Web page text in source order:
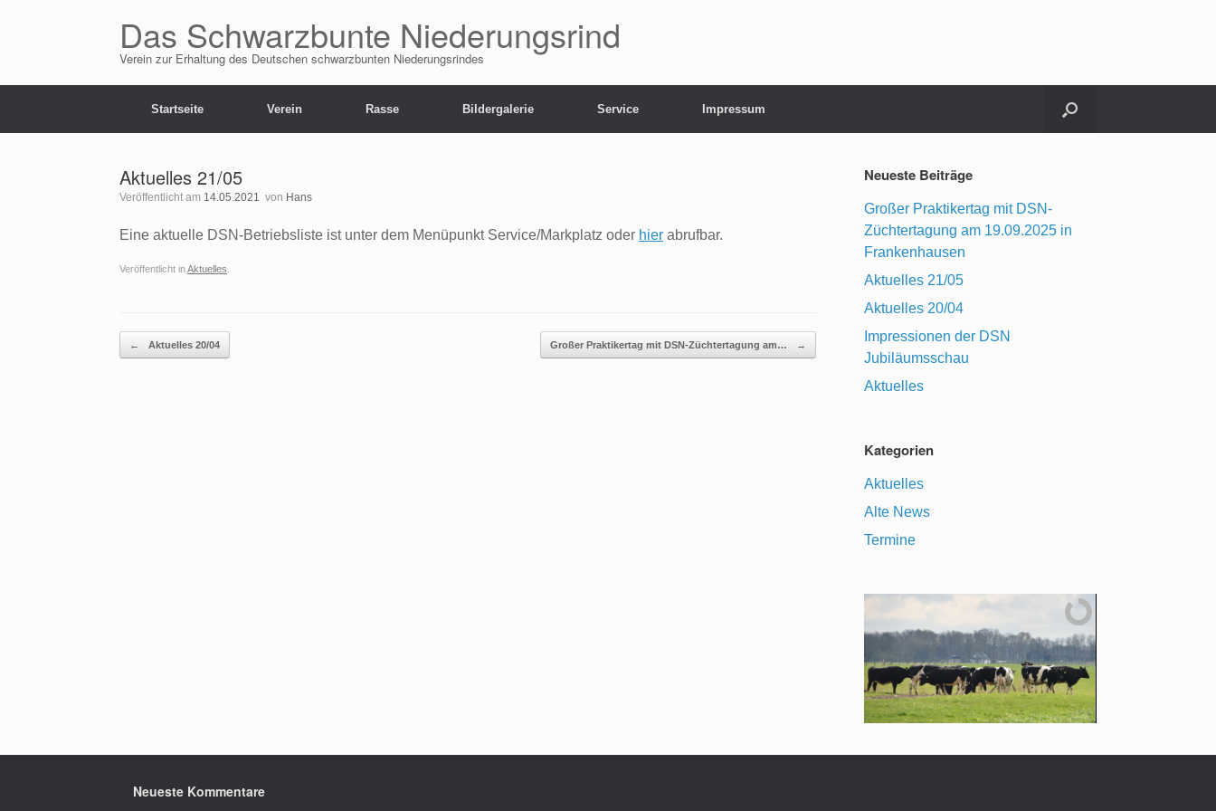
Das Schwarzbunte Niederungsrind
Verein zur Erhaltung des Deutschen schwarzbunten Niederungsrindes
Startseite Verein Rasse Bildergalerie Service Impressum
Aktuelles 21/05
Veröffentlicht am 14.05.2021 von Hans
Eine aktuelle DSN-Betriebsliste ist unter dem Menüpunkt Service/Markplatz oder hier abrufbar.
Veröffentlicht inAktuelles
Beitragsnavigation
← Aktuelles 20/04 Großer Praktikertag mit DSN-Züchtertagung am… →
Neueste Beiträge
Großer Praktikertag mit DSN-
Züchtertagung am 19.09.2025 in
Frankenhausen
Aktuelles 21/05
Aktuelles 20/04
Impressionen der DSN
Jubiläumsschau
Aktuelles
Kategorien
Aktuelles
Alte News
Termine
Neueste Kommentare